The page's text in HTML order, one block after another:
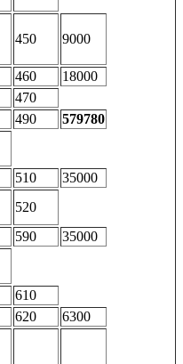
450 9000
460
18000
470
490
579780
510
35000
520
590
35000
610
620 6300